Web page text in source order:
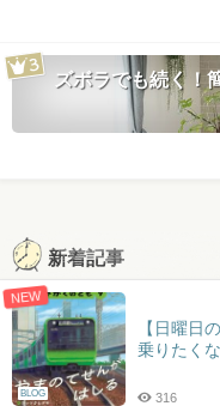
ズボラでも続く！
新着記事
NEW
BLOG
【日曜日
乗りたく
316